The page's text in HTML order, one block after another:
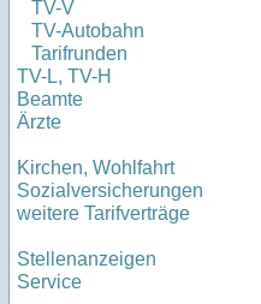
TV-V
TV-Autobahn
Tarifrunden
TV-L, TV-H
Beamte
Ärzte
Kirchen, Wohlfahrt
Sozialversicherungen
weitere Tarifverträge
Stellenanzeigen
Service